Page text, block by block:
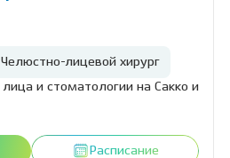
Челюстно-лицевой хирург
лица и стоматологии на Сакко и
Расписание